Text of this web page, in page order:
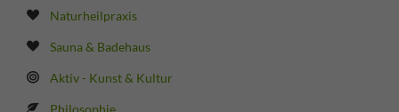
Naturheilpraxis
Sauna & Badehaus
Aktiv - Kunst & Kultur
Philosophie